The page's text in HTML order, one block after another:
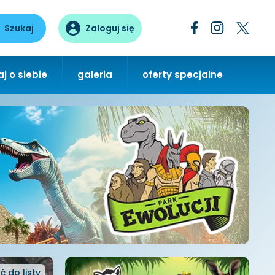
Szukaj Zaloguj się
o siebie galeria oferty specjalne
do listy